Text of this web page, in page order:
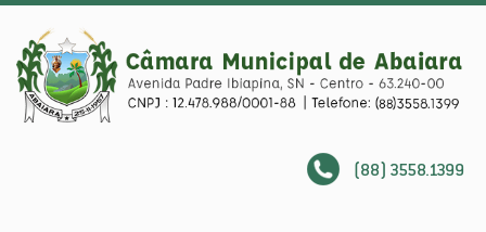
(88) 3558.1399